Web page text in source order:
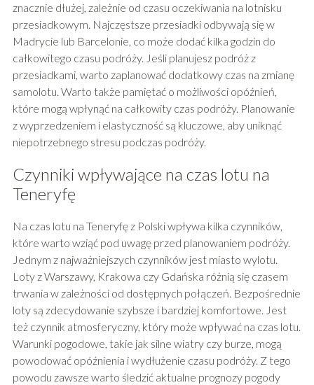
znacznie dłużej, zależnie od czasu oczekiwania na lotnisku
przesiadkowym. Najczęstsze przesiadki odbywają się w
Madrycie lub Barcelonie, co może dodać kilka godzin do
całkowitego czasu podróży. Jeśli planujesz podróż z
przesiadkami, warto zaplanować dodatkowy czas na zmianę
samolotu. Warto także pamiętać o możliwości opóźnień,
które mogą wpłynąć na całkowity czas podróży. Planowanie
z wyprzedzeniem i elastyczność są kluczowe, aby uniknąć
niepotrzebnego stresu podczas podróży.
Czynniki wpływające na czas lotu na
Teneryfę
Na czas lotu na Teneryfę z Polski wpływa kilka czynników,
które warto wziąć pod uwagę przed planowaniem podróży.
Jednym z najważniejszych czynników jest miasto wylotu.
Loty z Warszawy, Krakowa czy Gdańska różnią się czasem
trwania w zależności od dostępnych połączeń. Bezpośrednie
loty są zdecydowanie szybsze i bardziej komfortowe. Jest
też czynnik atmosferyczny, który może wpływać na czas lotu.
Warunki pogodowe, takie jak silne wiatry czy burze, mogą
powodować opóźnienia i wydłużenie czasu podróży. Z tego
powodu zawsze warto śledzić aktualne prognozy pogody